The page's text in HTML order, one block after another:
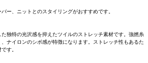
ー、ニットとのスタイリングがおすすめです。
独特の光沢感を抑えたツイルのストレッチ素材です。強撚糸
ナイロンのシボ感が特徴になります。ストレッチ性もあるた
す。